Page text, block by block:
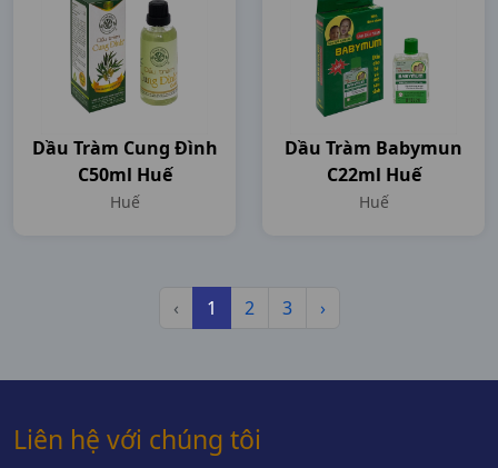
Dầu Tràm Cung Đình
C50ml Huế
Huế
Dầu Tràm Babymun
C22ml Huế
Huế
‹ 1 2 3 ›
Liên hệ với chúng tôi